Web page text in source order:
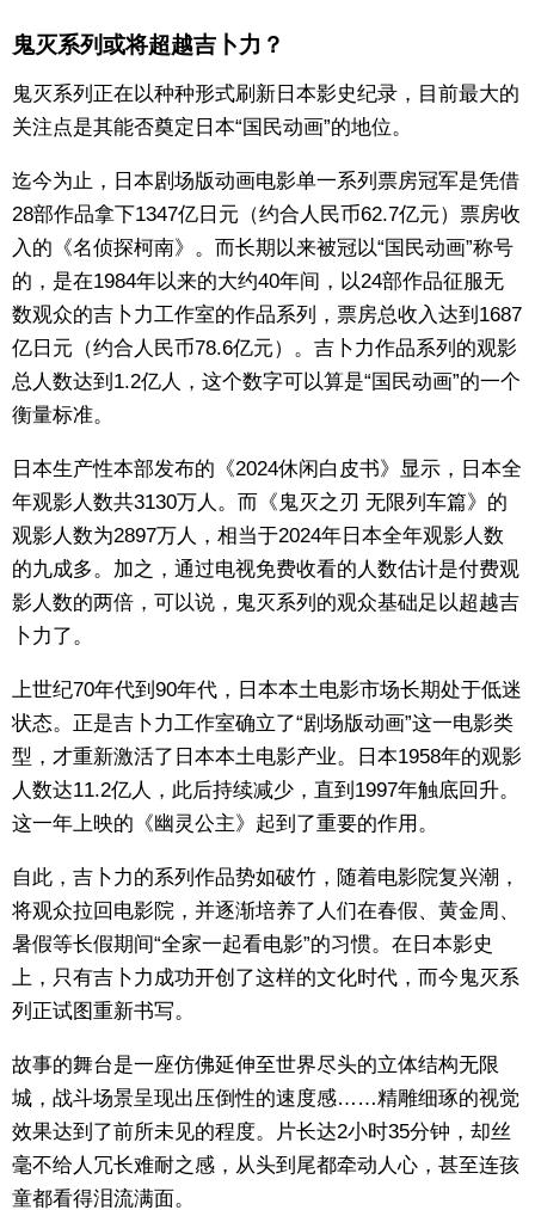
鬼灭系列或将超越吉卜力？
鬼灭系列正在以种种形式刷新日本影史纪录，目前最大的
关注点是其能否奠定日本“国民动画”的地位。
迄今为止，日本剧场版动画电影单一系列票房冠军是凭借
28部作品拿下1347亿日元（约合人民币62.7亿元）票房收
入的《名侦探柯南》。而长期以来被冠以“国民动画”称号
的，是在1984年以来的大约40年间，以24部作品征服无
数观众的吉卜力工作室的作品系列，票房总收入达到1687
亿日元（约合人民币78.6亿元）。吉卜力作品系列的观影
总人数达到1.2亿人，这个数字可以算是“国民动画”的一个
衡量标准。
日本生产性本部发布的《2024休闲白皮书》显示，日本全
年观影人数共3130万人。而《鬼灭之刃 无限列车篇》的
观影人数为2897万人，相当于2024年日本全年观影人数
的九成多。加之，通过电视免费收看的人数估计是付费观
影人数的两倍，可以说，鬼灭系列的观众基础足以超越吉
卜力了。
上世纪70年代到90年代，日本本土电影市场长期处于低迷
状态。正是吉卜力工作室确立了“剧场版动画”这一电影类
型，才重新激活了日本本土电影产业。日本1958年的观影
人数达11.2亿人，此后持续减少，直到1997年触底回升。
这一年上映的《幽灵公主》起到了重要的作用。
自此，吉卜力的系列作品势如破竹，随着电影院复兴潮，
将观众拉回电影院，并逐渐培养了人们在春假、黄金周、
暑假等长假期间“全家一起看电影”的习惯。在日本影史
上，只有吉卜力成功开创了这样的文化时代，而今鬼灭系
列正试图重新书写。
故事的舞台是一座仿佛延伸至世界尽头的立体结构无限
城，战斗场景呈现出压倒性的速度感……精雕细琢的视觉
效果达到了前所未见的程度。片长达2小时35分钟，却丝
毫不给人冗长难耐之感，从头到尾都牵动人心，甚至连孩
童都看得泪流满面。